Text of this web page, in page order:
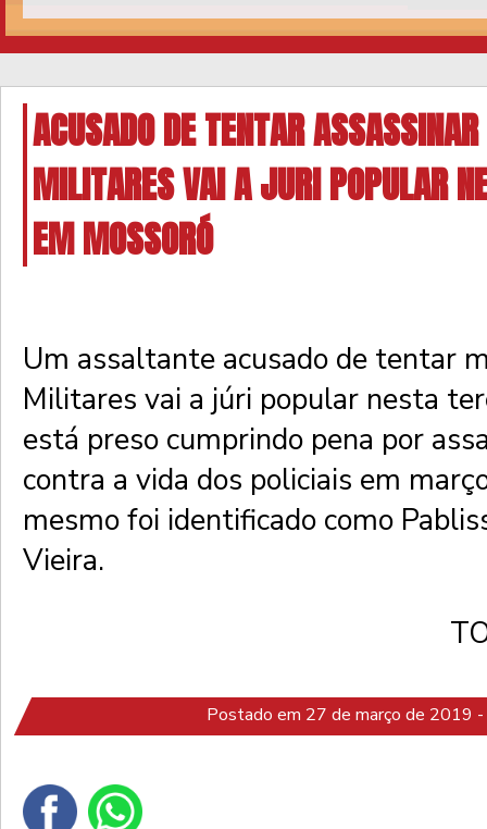
ACUSADO DE TENTAR
MILITARES VAI A JURI POPULAR
EM MOSSORÓ
Um assaltante acusado de tentar
Militares vai a júri popular nesta
está preso cumprindo pena por
contra a vida dos policiais em
mesmo foi identificado como
Vieira.
Postado em 27 de março de 2019